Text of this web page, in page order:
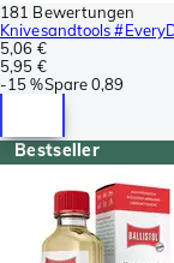
181 Bewertungen
Knivesandtools
5,06 €
5,95 €
-15 %Spare0,89
Bestseller